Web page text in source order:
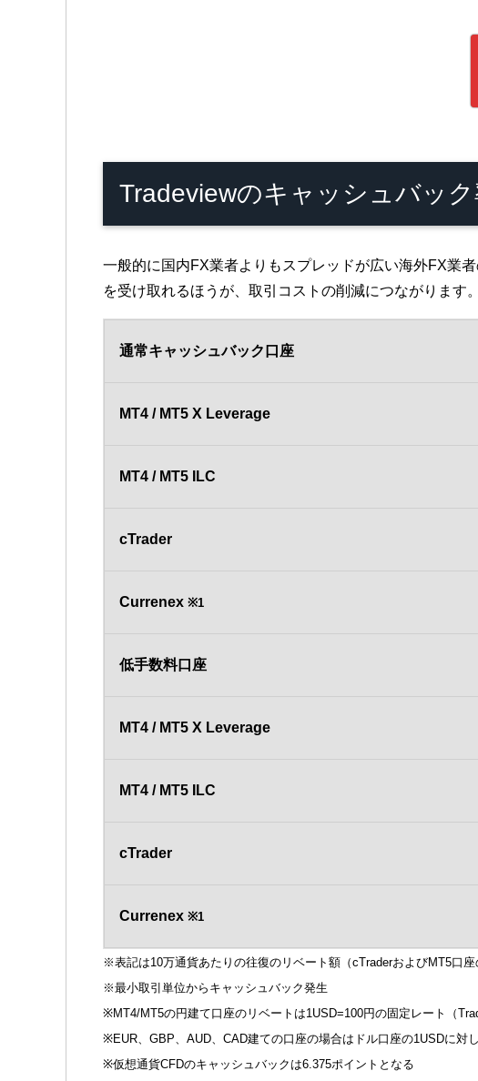
Tradeviewのキャッシュバック
一般的に国内FX業者よりもスプレッドが広い海外FX業
を受け取れるほうが、取引コストの削減につながります。
通常キャッシュバック口座
MT4 / MT5 X Leverage
MT4 / MT5 ILC
cTrader
Currenex ※1
低手数料口座
MT4 / MT5 X Leverage
MT4 / MT5 ILC
cTrader
Currenex ※1
※表記は10万通貨あたりの往復のリベート額（cTraderおよびMT5口座
※最小取引単位からキャッシュバック発生
※MT4/MT5の円建て口座のリベートは1USD=100円の固定レート（
※EUR、GBP、AUD、CAD建ての口座の場合はドル口座の1USDに対
※仮想通貨CFDのキャッシュバックは6.375ポイントとなる